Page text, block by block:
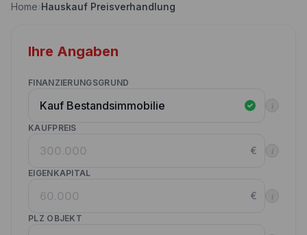
Nebenkostenrechner
Partner werden
Websitetools Baufinanzierung
Unsere Produktpartner
Kontakt
Home›Hauskauf Preisverhandlung
Ihre Angaben
FINANZIERUNGSGRUND
i
KAUFPREIS
€ i
EIGENKAPITAL
€ i
PLZ OBJEKT